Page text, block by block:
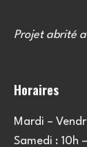
Projet abrité
Horaires
Mardi –
Samedi : 10h